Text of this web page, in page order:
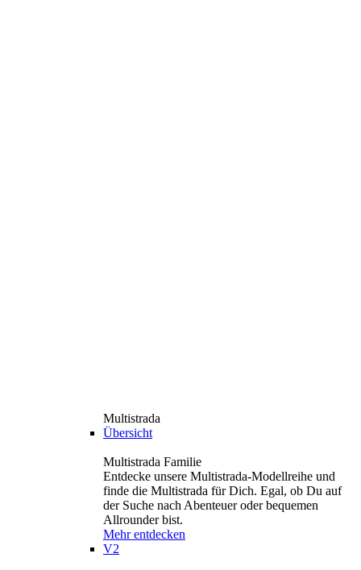
Multistrada
Übersicht
Multistrada Familie
Entdecke unsere Multistrada-Modellreihe und
finde die Multistrada für Dich. Egal, ob Du auf
der Suche nach Abenteuer oder bequemen
Allrounder bist.
Mehr entdecken
V2